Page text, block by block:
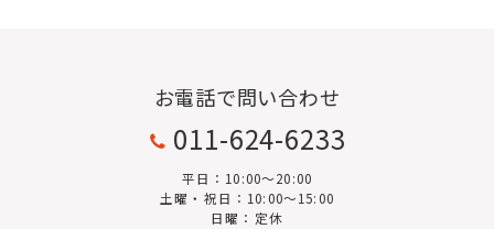
お電話で問い合わせ
011-624-6233
平日：10:00〜20:00
土曜・祝日：10:00～15:00
日曜：定休